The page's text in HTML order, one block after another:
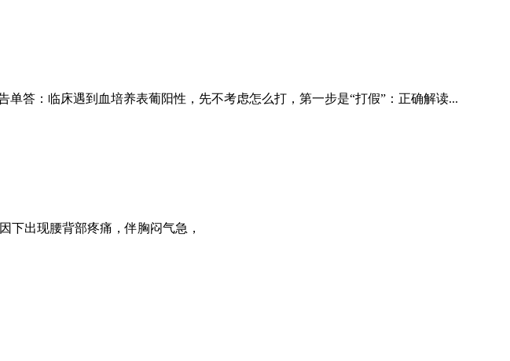
答：临床遇到血培养表葡阳性，先不考虑怎么打，第一步是“打假”：正确解读...
下出现腰背部疼痛，伴胸闷气急，